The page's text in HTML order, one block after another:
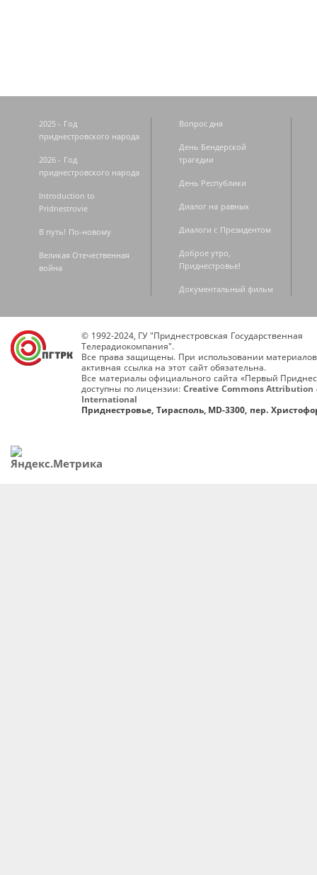
2025 - Год
приднестровского народа
2026 - Год
приднестровского народа
Introduction to
Pridnestrovie
В путь! По-новому
Великая Отечественная
война
Вопрос дня
День Бендерской
трагедии
День Республики
Диалог на равных
Диалоги с Президентом
Доброе утро,
Приднестровье!
Документальный фильм
© 1992-2024, ГУ "Приднестровская Государственная
Телерадиокомпания".
Все права защищены. При использовании
активная ссылка на этот сайт обязательна.
Все материалы официального сайта «Первый
доступны по лицензии: Creative Commons Attribution
International
Приднестровье, Тирасполь, MD-3300, пер.